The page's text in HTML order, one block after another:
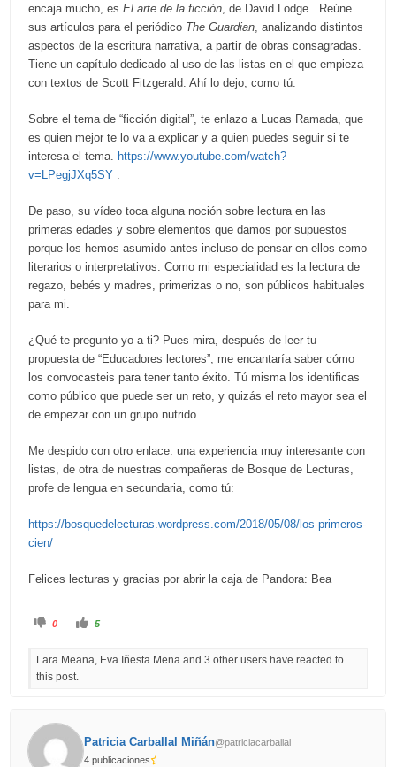
encaja mucho, es El arte de la ficción , de David Lodge. Reúne
sus artículos para el periódico The Guardian , analizando distintos
aspectos de la escritura narrativa, a partir de obras consagradas.
Tiene un capítulo dedicado al uso de las listas en el que empieza
con textos de Scott Fitzgerald. Ahí lo dejo, como tú.
Sobre el tema de “ficción digital”, te enlazo a Lucas Ramada, que
es quien mejor te lo va a explicar y a quien puedes seguir si te
interesa el tema. https://www.youtube.com/watch?
v=LPegjJXq5SY
De paso, su vídeo toca alguna noción sobre lectura en las
primeras edades y sobre elementos que damos por supuestos
porque los hemos asumido antes incluso de pensar en ellos como
literarios o interpretativos. Como mi especialidad es la lectura de
regazo, bebés y madres, primerizas o no, son públicos habituales
para mi.
¿Qué te pregunto yo a ti? Pues mira, después de leer tu
propuesta de “Educadores lectores”, me encantaría saber cómo
los convocasteis para tener tanto éxito. Tú misma los identificas
como público que puede ser un reto, y quizás el reto mayor sea el
de empezar con un grupo nutrido.
Me despido con otro enlace: una experiencia muy interesante con
listas, de otra de nuestras compañeras de Bosque de Lecturas,
profe de lengua en secundaria, como tú:
https://bosquedelecturas.wordpress.com/2018/05/08/los-primeros-
cien/
Felices lecturas y gracias por abrir la caja de Pandora: Bea
C
k
o
m
s
d
0
C
k
b
s
u
5
Lara Meana, Eva Iñesta Mena and 3 other users have reacted to
this post.
Patricia Carballal Miñán@patriciacarballal
4 publicaciones